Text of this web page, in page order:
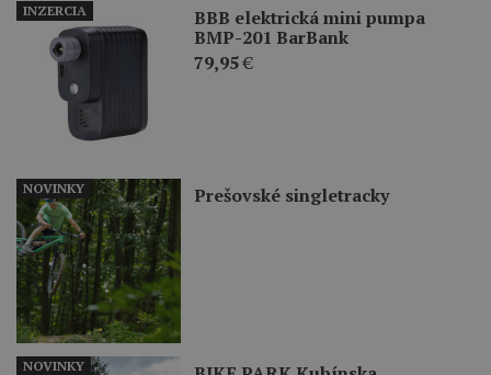
BBB elektrická mini pumpa
BMP-201 BarBank
79,95€
INZERCIA
Prešovské singletracky
NOVINKY
NOVINKY